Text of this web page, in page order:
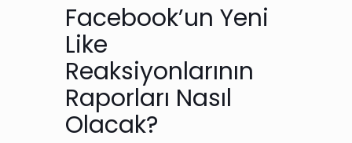
Facebook’un Yeni
Like
Reaksiyonlarının
Raporları Nasıl
Olacak?